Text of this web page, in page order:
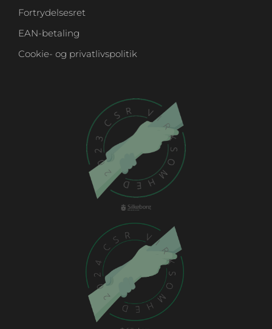
Fortrydelsesret
EAN-betaling
Cookie- og privatlivspolitik